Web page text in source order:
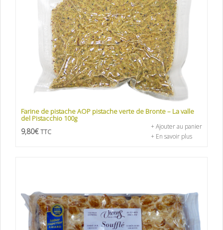
Farine de pistache AOP pistache verte de Bronte – La valle
del Pistacchio 100g
9,80€ TTC
+ Ajouter au panier
+ En savoir plus